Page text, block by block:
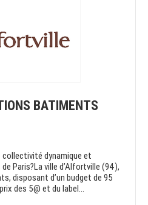
BATIMENTS
dynamique et
Paris?La ville d’Alfortville (94),
disposant d’un budget de 95
des 5@ et du label...